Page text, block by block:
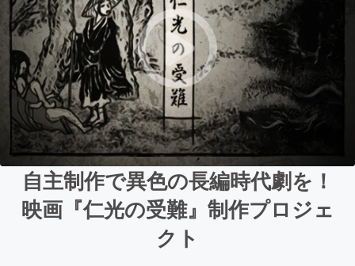
自主制作で異色の長編時代劇を！
映画『仁光の受難』制作プロジェ
クト